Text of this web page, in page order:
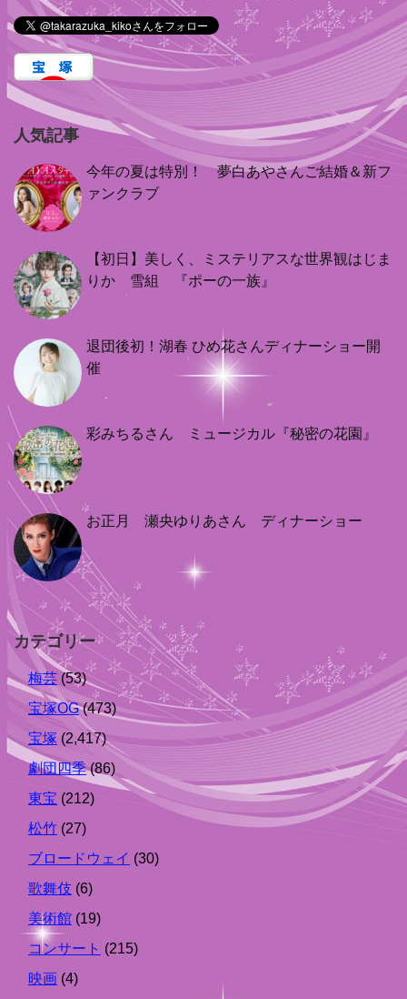
人気記事
今年の夏は特別！ 夢白あやさんご結婚＆新フ
ァンクラブ
【初日】美しく、ミステリアスな世界観はじま
りか 雪組 『ポーの一族』
退団後初！湖春 ひめ花さんディナーショー開
催
彩みちるさん ミュージカル『秘密の花園』
お正月 瀬央ゆりあさん ディナーショー
カテゴリー
梅芸 (53)
宝塚OG(473)
宝塚 (2,417)
劇団四季(86)
東宝 (212)
松竹 (27)
ブロードウェイ (30)
歌舞伎 (6)
美術館 (19)
コンサート (215)
映画 (4)